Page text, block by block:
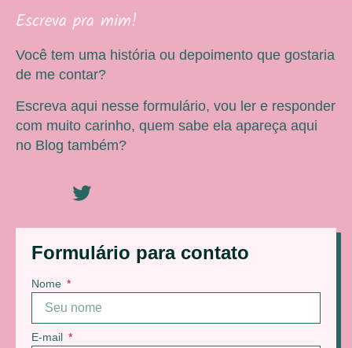
Formulário para contato
Nome
E-mail
Escreva pra mim!
Você tem uma história ou depoimento que gostaria
de me contar?
Escreva aqui nesse formulário, vou ler e responder
com muito carinho, quem sabe ela apareça aqui
no Blog também?